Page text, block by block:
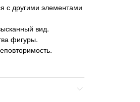
с другими элементами
вид.
фигуры.